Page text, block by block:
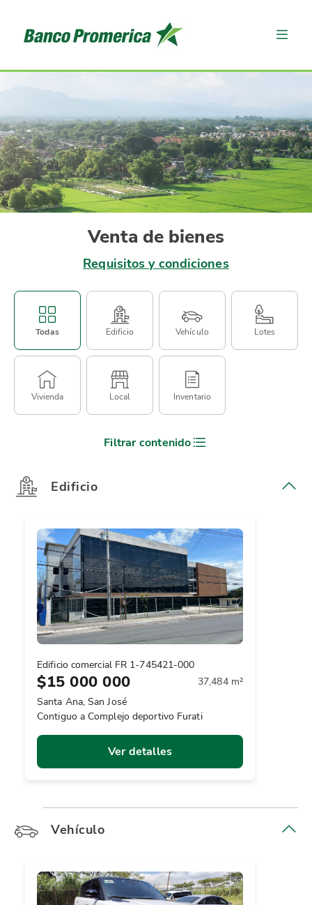
Venta de bienes
Requisitos y condiciones
Todas Edificio Vehículo Lotes
Vivienda Local Inventario
Filtrar contenido
Edificio
Edificio comercial FR 1-745421-000
$15 000 000
37,484 m²
Santa Ana, San José
Contiguo a Complejo deportivo Furati
Ver detalles
Vehículo